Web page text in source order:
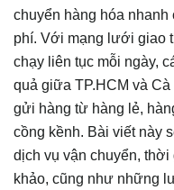
chuyển hàng hóa nhanh
phí. Với mạng lưới giao
chạy liên tục mỗi ngày,
quả giữa TP.HCM và
gửi hàng từ hàng lẻ,
cồng kềnh. Bài viết này
dịch vụ vận chuyển,
khảo, cũng như những